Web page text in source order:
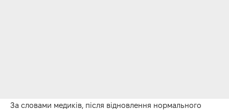
За словами медиків, після відновлення нормального